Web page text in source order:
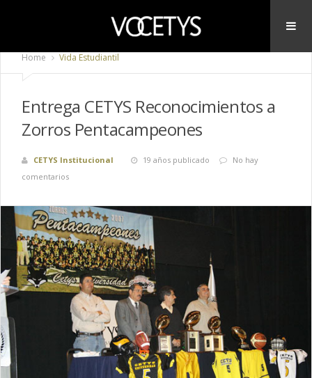
Home Vida Estudiantil
Entrega CETYS Reconocimientos a
Zorros Pentacampeones
CETYS Institucional 19 años publicado
No hay
comentarios